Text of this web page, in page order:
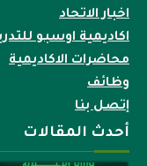
اخبار الاتحاد
اكاديمية اوسبو
محاضرات الاكاديمية
وظائف
إتصل بنا
أحدث المقالات